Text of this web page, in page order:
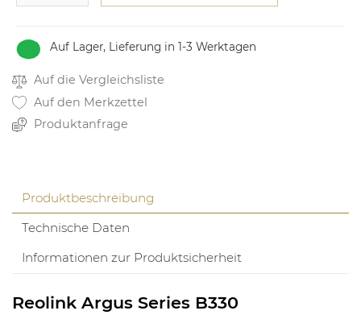
Auf Lager, Lieferung in 1-3 Werktagen
Auf die Vergleichsliste
Auf den Merkzettel
Produktanfrage
Produktbeschreibung
Technische Daten
Informationen zur Produktsicherheit
Reolink Argus Series B330